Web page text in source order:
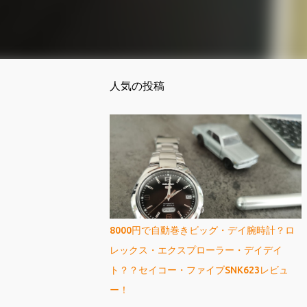
人気の投稿
8000円で自動巻きビッグ・デイ腕時計？ロ
レックス・エクスプローラー・デイデイ
ト？？セイコー・ファイブSNK623レビュ
ー！